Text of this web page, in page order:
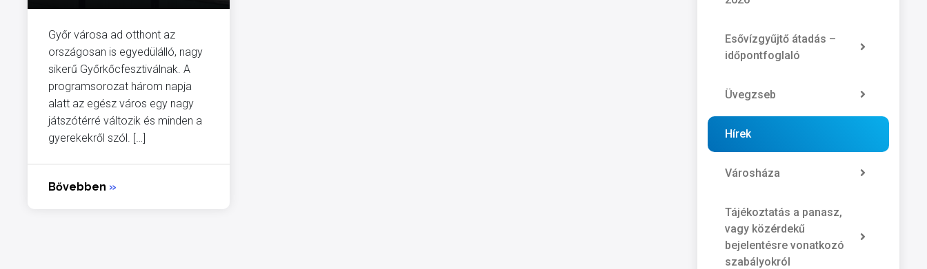
Győr városa ad otthont az
országosan is egyedülálló, nagy
sikerű Győrkőcfesztiválnak. A
programsorozat három napja
alatt az egész város egy nagy
játszótérré változik és minden a
gyerekekről szól. […]
Bővebben »
Esővízgyűjtő átadás –
időpontfoglaló
Üvegzseb
Hírek
Városháza
Tájékoztatás a panasz,
vagy közérdekű
bejelentésre vonatkozó
szabályokról